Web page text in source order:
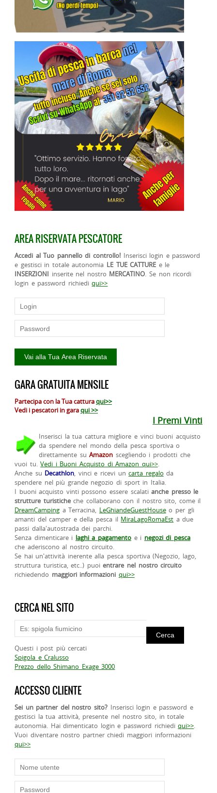
AREA RISERVATA PESCATORE
Accedi al Tuo pannello di controllo! Inserisci login e password
e gestisci in totale autonomia LE TUE CATTURE e le
INSERZIONI inserite nel nostro MERCATINO. Se non ricordi
login e password richiediqui>>
GARA GRATUITA MENSILE
Partecipa con la Tua catturaqui>>
Vedi i pescatori in garaqui >>
I Premi Vinti
Inserisci la tua cattura migliore e vinci buoni acquisto
da spendere nel mondo della pesca sportiva o
direttamente suAmazon scegliendo i prodotti che
vuoi tu.Vedi i Buoni Acquisto di Amazon qui>>.
Anche su Decathlon, vinci e ricevi uncarta regalo da
spendere nel più grande negozio di sport in Italia.
I buoni acquisto vinti possono essere scalatianche presso le
strutture turisticheche collaborano con il nostro sito, come il
DreamCamping a Terracina, LeGhiandeGuestHouseo per gli
amanti del camper e della pesca il MiraLagoRomaEst a due
passi dalla'autostrada dei parchi.
Senza dimenticare i laghi a pagamento e i negozi di pesca
che aderiscono al nostro circuito.
Se hai un'attività inerente alla pesca sportiva (Negozio, lago,
struttura turistica, etc..) puoientrare nel nostro circuito
richiedendo maggiori informazioni qui>>
CERCA NEL SITO
Questi i post più cercati
Spigola e Cralusso
Prezzo dello Shimano Exage 3000
ACCESSO CLIENTE
Sei un partner del nostro sito? Inserisci login e password e
gestisci la tua attività, presente nel nostro sito, in totale
autonomia. Hai dimenticato login e password richiediqui>>.
Vuoi diventare nostro partner chiedi maggiori informazioni
qui>>